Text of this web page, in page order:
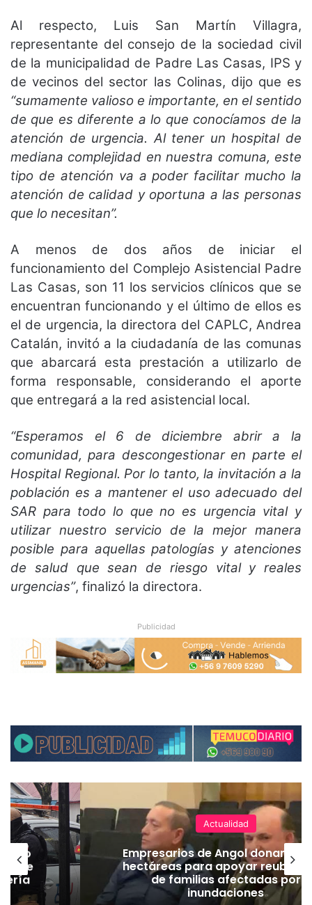
Al respecto, Luis San Martín Villagra,
representante del consejo de la sociedad civil
de la municipalidad de Padre Las Casas, IPS y
de vecinos del sector las Colinas, dijo que es
“sumamente valioso e importante, en el sentido
de que es diferente a lo que conocíamos de la
atención de urgencia. Al tener un hospital de
mediana complejidad en nuestra comuna, este
tipo de atención va a poder facilitar mucho la
atención de calidad y oportuna a las personas
que lo necesitan”.
A menos de dos años de iniciar el
funcionamiento del Complejo Asistencial Padre
Las Casas, son 11 los servicios clínicos que se
encuentran funcionando y el último de ellos es
el de urgencia, la directora del CAPLC, Andrea
Catalán, invitó a la ciudadanía de las comunas
que abarcará esta prestación a utilizarlo de
forma responsable, considerando el aporte
que entregará a la red asistencial local.
“Esperamos el 6 de diciembre abrir a la
comunidad, para descongestionar en parte el
Hospital Regional. Por lo tanto, la invitación a la
población es a mantener el uso adecuado del
SAR para todo lo que no es urgencia vital y
utilizar nuestro servicio de la mejor manera
posible para aquellas patologías y atenciones
de salud que sean de riesgo vital y reales
urgencias”, finalizó la directora.
Publicidad
de
Actualidad
Empresarios de Angol donan
hectáreas para apoyar
de familias afectadas por
inundaciones